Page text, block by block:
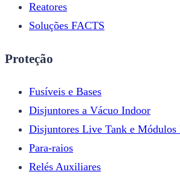
Reatores
Soluções FACTS
Proteção
Fusíveis e Bases
Disjuntores a Vácuo Indoor
Disjuntores Live Tank e Módulos
Para-raios
Relés Auxiliares